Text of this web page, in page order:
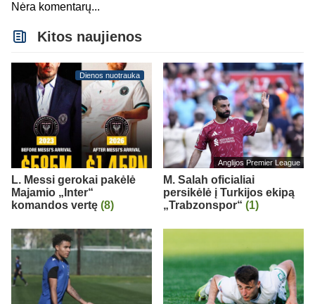
Nėra komentarų...
Kitos naujienos
Dienos nuotrauka
L. Messi gerokai pakėlė
Majamio „Inter“
komandos vertę (8)
Anglijos Premier League
M. Salah oficialiai
persikėlė į Turkijos ekipą
„Trabzonspor“ (1)